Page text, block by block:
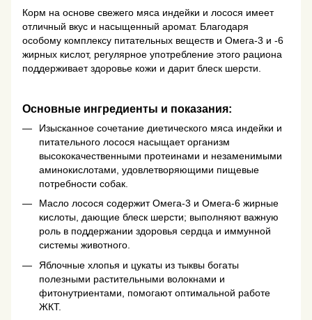
Корм на основе свежего мяса индейки и лосося имеет
отличный вкус и насыщенный аромат. Благодаря
особому комплексу питательных веществ и Омега-3 и -6
жирных кислот, регулярное употребление этого рациона
поддерживает здоровье кожи и дарит блеск шерсти.
Основные ингредиенты и показания:
Изысканное сочетание диетического мяса индейки и
питательного лосося насыщает организм
высококачественными протеинами и незаменимыми
аминокислотами, удовлетворяющими пищевые
потребности собак.
Масло лосося содержит Омега-3 и Омега-6 жирные
кислоты, дающие блеск шерсти; выполняют важную
роль в поддержании здоровья сердца и иммунной
системы животного.
Яблочные хлопья и цукаты из тыквы богаты
полезными растительными волокнами и
фитонутриентами, помогают оптимальной работе
ЖКТ.